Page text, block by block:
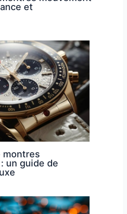
et
montres
un guide de